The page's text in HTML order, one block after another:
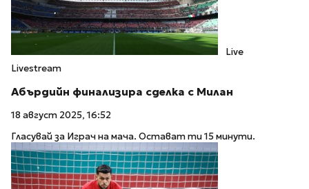
Live
Livestream
Абърдийн финализира сделка с Милан
18 август 2025, 16:52
Гласувай за Играч на мача. Остават ти 15 минути.